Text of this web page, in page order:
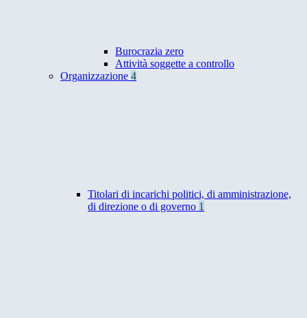
Burocrazia zero
Attività soggette a controllo
Organizzazione 4
Titolari di incarichi politici, di amministrazione,
di direzione o di governo 1